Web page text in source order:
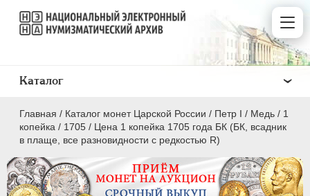
Главная / Каталог монет Царской России / Пeтр I / Медь / 1
копейка / 1705 / Цена 1 копейка 1705 года БК (БК, всадник
в плаще, все разновидности с редкостью R)
Каталог